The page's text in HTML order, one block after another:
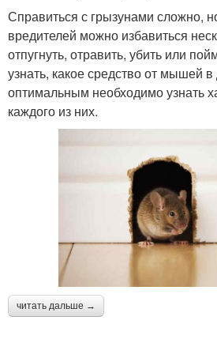
Справиться с грызунами сложно,
вредителей можно избавиться
отпугнуть, отравить, убить или
узнать, какое средство от мышей
оптимальным необходимо узнать
каждого из них.
читать дальше →